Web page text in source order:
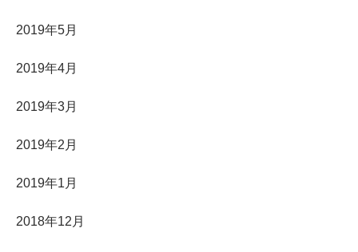
2019年5月
2019年4月
2019年3月
2019年2月
2019年1月
2018年12月